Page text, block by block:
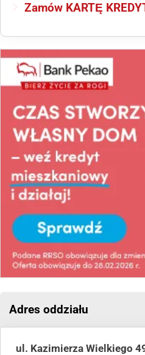
Zamów KARTĘ
Adres oddziału
ul. Kazimierza Wielkiego